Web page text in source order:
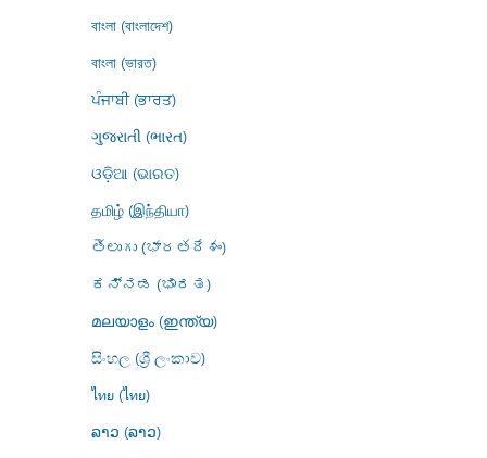
বাংলা (বাংলাদেশ)
বাংলা (ভারত)
ਪੰਜਾਬੀ (ਭਾਰਤ)
ગુજરાતી (ભારત)
ଓଡ଼ିଆ (ଭାରତ)
தமிழ் (இந்தியா)
తెలుగు (భారతదేశం)
ಕನ್ನಡ (ಭಾರತ)
മലയാളം (ഇന്ത്യ)
සිංහල (ශ්‍රී ලංකාව)
ไทย (ไทย)
ລາວ (ລາວ)